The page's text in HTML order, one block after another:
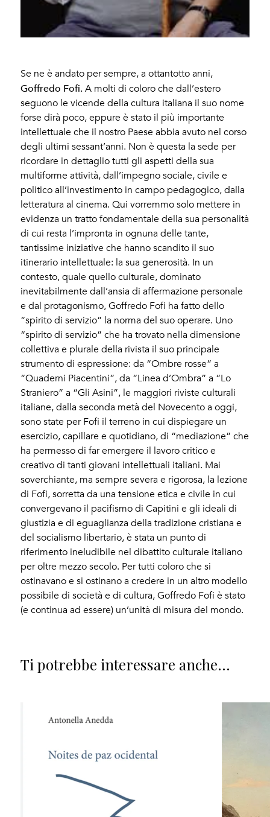
Se ne è andato per sempre, a ottantotto anni,
Goffredo Fofi. A molti di coloro che dall’estero
seguono le vicende della cultura italiana il suo nome
forse dirà poco, eppure è stato il più importante
intellettuale che il nostro Paese abbia avuto nel corso
degli ultimi sessant’anni. Non è questa la sede per
ricordare in dettaglio tutti gli aspetti della sua
multiforme attività, dall’impegno sociale, civile e
politico all’investimento in campo pedagogico, dalla
letteratura al cinema. Qui vorremmo solo mettere in
evidenza un tratto fondamentale della sua personalità
di cui resta l’impronta in ognuna delle tante,
tantissime iniziative che hanno scandito il suo
itinerario intellettuale: la sua generosità. In un
contesto, quale quello culturale, dominato
inevitabilmente dall’ansia di affermazione personale
e dal protagonismo, Goffredo Fofi ha fatto dello
“spirito di servizio” la norma del suo operare. Uno
“spirito di servizio” che ha trovato nella dimensione
collettiva e plurale della rivista il suo principale
strumento di espressione: da “Ombre rosse” a
“Quaderni Piacentini”, da “Linea d’Ombra” a “Lo
Straniero” a “Gli Asini”, le maggiori riviste culturali
italiane, dalla seconda metà del Novecento a oggi,
sono state per Fofi il terreno in cui dispiegare un
esercizio, capillare e quotidiano, di “mediazione” che
ha permesso di far emergere il lavoro critico e
creativo di tanti giovani intellettuali italiani. Mai
soverchiante, ma sempre severa e rigorosa, la lezione
di Fofi, sorretta da una tensione etica e civile in cui
convergevano il pacifismo di Capitini e gli ideali di
giustizia e di eguaglianza della tradizione cristiana e
del socialismo libertario, è stata un punto di
riferimento ineludibile nel dibattito culturale italiano
per oltre mezzo secolo. Per tutti coloro che si
ostinavano e si ostinano a credere in un altro modello
possibile di società e di cultura, Goffredo Fofi è stato
(e continua ad essere) un’unità di misura del mondo.
Ti potrebbe interessare anche...